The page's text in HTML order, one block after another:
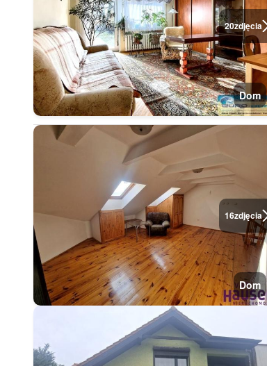
20zdjęcia
Dom
16zdjęcia
Dom